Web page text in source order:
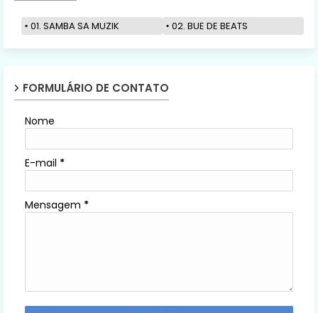
01. SAMBA SA MUZIK 02. BUE DE BEATS
FORMULÁRIO DE CONTATO
Nome
E-mail *
Mensagem *